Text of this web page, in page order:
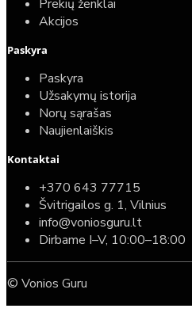
587,00€
389,00€
Prekių ženklai
Akcijos
Paskyra
Paskyra
Užsakymų istorija
Norų sąrašas
Naujienlaiškis
Kontaktai
+370 643 77715
Švitrigailos g. 1, Vilnius
info@voniosguru.lt
Dirbame I–V, 10:00–18:00
© Vonios Guru